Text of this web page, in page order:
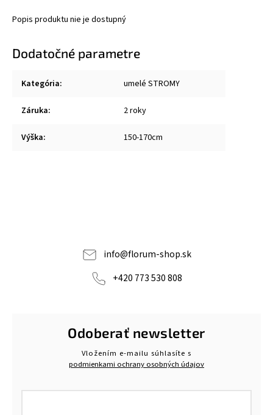
Popis produktu nie je dostupný
Dodatočné parametre
Kategória: umelé STROMY
Záruka: 2 roky
Výška: 150-170cm
info@florum-shop.sk
+420 773 530 808
Odoberať newsletter
Vložením e-mailu súhlasíte s
podmienkami ochrany osobných údajov